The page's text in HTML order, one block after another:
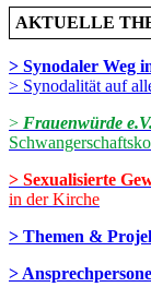
AKTUELLE
> Synodaler Weg
> Synodalität auf
> Frauenwürde e.V.
> Sexualisierte
in der Kirche
> Themen &
>